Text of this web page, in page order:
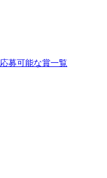
応募可能な賞一覧